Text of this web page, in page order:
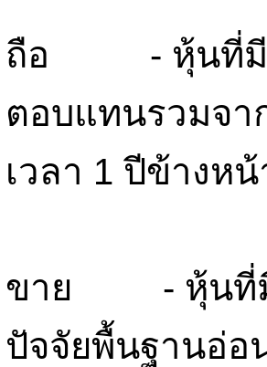
ถือ - หุ้นที่มีปัจ
ตอบแทนรวมจา
เวลา 1 ปีข้างหน้
ขาย - หุ้นที่มีร
ปัจจัยพื้นฐานอ่อ